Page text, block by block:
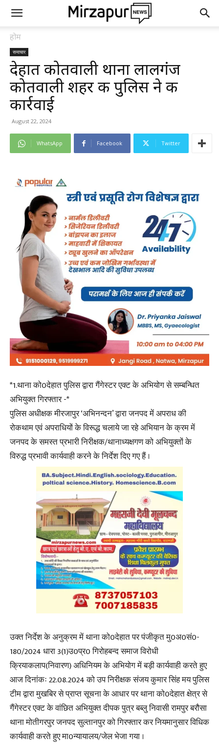
होम
समाचार
देहात कोतवाली थाना लालगंज
कोतवाली शहर की पुलिस ने की
कार्रवाई
August 22, 2024
WhatsApp Facebook Twitter
*1.थाना को0देहात पुलिस द्वारा गैंगेस्टर एक्ट के अभियोग से सम्बन्धित
अभियुक्त गिरफ्तार -*
पुलिस अधीक्षक मीरजापुर ‘अभिनन्दन’ द्वारा जनपद में अपराध की
रोकथाम एवं अपराधियों के विरूद्ध चलाये जा रहे अभियान के क्रम में
जनपद के समस्त प्रभारी निरीक्षक/थानाध्यक्षगण को अभियुक्तों के
विरुद्ध प्रभावी कार्यवाही करने के निर्देश दिए गए हैं ।
उक्त निर्देश के अनुक्रम में थाना को0देहात पर पंजीकृत मु0अ0सं0-
180/2024 धारा 3(1)उ0प्र0 गिरोहबन्द समाज विरोधी
क्रियाकलाप(निवारण) अधिनियम के अभियोग में बड़ी कार्यवाही करते हुए
आज दिनांकः 22.08.2024 को उप निरीक्षक संजय कुमार सिंह मय पुलिस
टीम द्वारा मुखबिर से प्राप्त सूचना के आधार पर थाना को0देहात क्षेत्र से
गैंगेस्टर एक्ट के वांछित अभियुक्त दीपक पुत्र बब्लु निवासी रामपुर बरौसा
थाना मोतीगरपुर जनपद सुल्तानपुर को गिरफ्तार कर नियमानुसार विधिक
कार्यवाही करते हुए मा0न्यायालय/जेल भेजा गया ।